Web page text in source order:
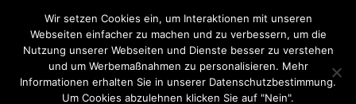
2015 CookPress. All right reserved.Datenschutz
Wir setzen Cookies ein, um Interaktionen mit unseren
Webseiten einfacher zu machen und zu verbessern, um die
Nutzung unserer Webseiten und Dienste besser zu verstehen
und um Werbemaßnahmen zu personalisieren. Mehr
Informationen erhalten Sie in unserer Datenschutzbestimmung.
Um Cookies abzulehnen klicken Sie auf "Nein".